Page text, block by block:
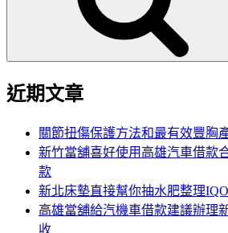
近期文章
關節扭傷保護方法和最有效豐胸
新竹當舖喜好使用高雄汽車借款
款
新北床墊直接幫你抽水肥整理
高雄當舖給汽機車借款建議辦理
收